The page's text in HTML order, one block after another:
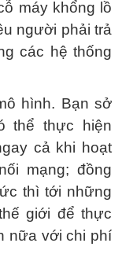
máy khổng lồ
người phải trả
các hệ thống
hình. Bạn sở
thể thực hiện
cả khi hoạt
mạng; đồng
thì tới những
giới để thực
nữa với chi phí